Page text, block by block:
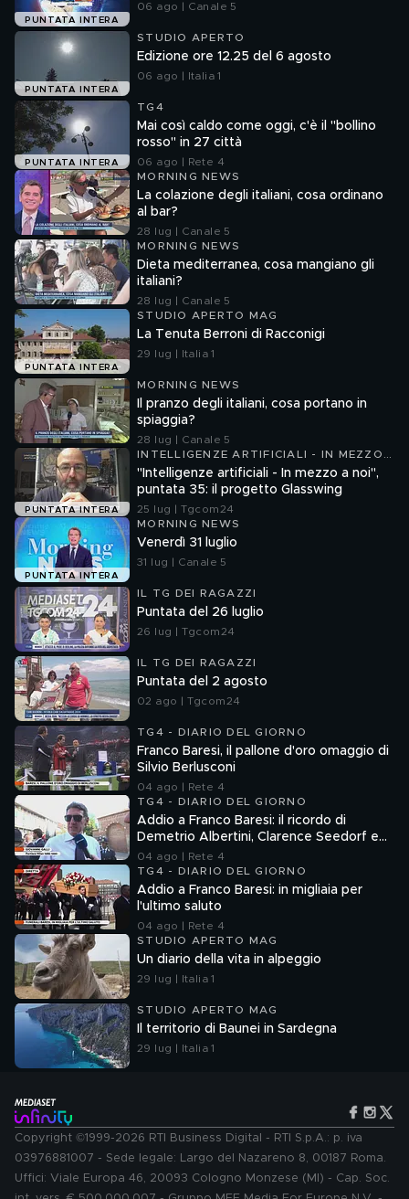
PUNTATA INTERA
06 ago | Canale 5
PUNTATA INTERA
STUDIO APERTO
Edizione ore 12.25 del 6 agosto
06 ago | Italia 1
PUNTATA INTERA
TG4
Mai così caldo come oggi, c'è il "bollino
rosso" in 27 città
06 ago | Rete 4
MORNING NEWS
La colazione degli italiani, cosa ordinano
al bar?
28 lug | Canale 5
MORNING NEWS
Dieta mediterranea, cosa mangiano gli
italiani?
28 lug | Canale 5
PUNTATA INTERA
STUDIO APERTO MAG
La Tenuta Berroni di Racconigi
29 lug | Italia 1
MORNING NEWS
Il pranzo degli italiani, cosa portano in
spiaggia?
28 lug | Canale 5
PUNTATA INTERA
INTELLIGENZE ARTIFICIALI - IN MEZZO
A NOI
"Intelligenze artificiali - In mezzo a noi",
puntata 35: il progetto Glasswing
25 lug | Tgcom24
PUNTATA INTERA
MORNING NEWS
Venerdì 31 luglio
31 lug | Canale 5
IL TG DEI RAGAZZI
Puntata del 26 luglio
26 lug | Tgcom24
IL TG DEI RAGAZZI
Puntata del 2 agosto
02 ago | Tgcom24
TG4 - DIARIO DEL GIORNO
Franco Baresi, il pallone d'oro omaggio di
Silvio Berlusconi
04 ago | Rete 4
TG4 - DIARIO DEL GIORNO
Addio a Franco Baresi: il ricordo di
Demetrio Albertini, Clarence Seedorf e
Giovanni Galli
04 ago | Rete 4
TG4 - DIARIO DEL GIORNO
Addio a Franco Baresi: in migliaia per
l'ultimo saluto
04 ago | Rete 4
STUDIO APERTO MAG
Un diario della vita in alpeggio
29 lug | Italia 1
STUDIO APERTO MAG
Il territorio di Baunei in Sardegna
29 lug | Italia 1
Copyright ©1999-2026 RTI Business Digital - RTI S.p.A.: p. iva
03976881007 - Sede legale: Largo del Nazareno 8, 00187 Roma.
Uffici: Viale Europa 46, 20093 Cologno Monzese (MI) - Cap. Soc.